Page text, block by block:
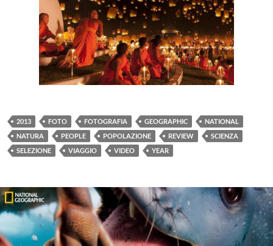
2013 FOTO FOTOGRAFIA GEOGRAPHIC
NATIONAL
NATURA
PEOPLE POPOLAZIONE REVIEW
SCIENZA
SELEZIONE
VIAGGIO VIDEO YEAR